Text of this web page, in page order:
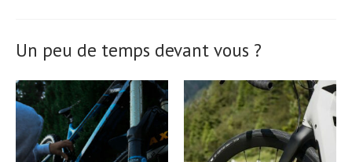
Un peu de temps devant vous ?